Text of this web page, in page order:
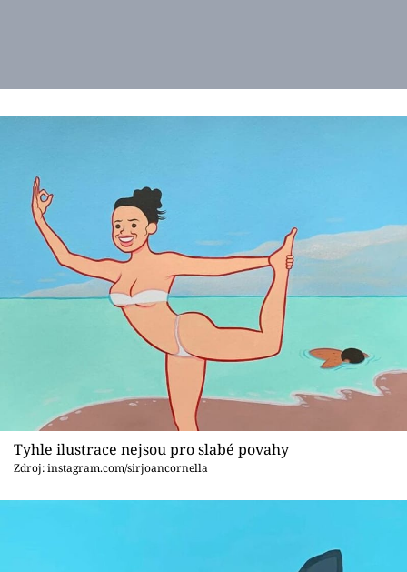
Tyhle ilustrace nejsou pro slabé povahy
Zdroj: instagram.com/sirjoancornella